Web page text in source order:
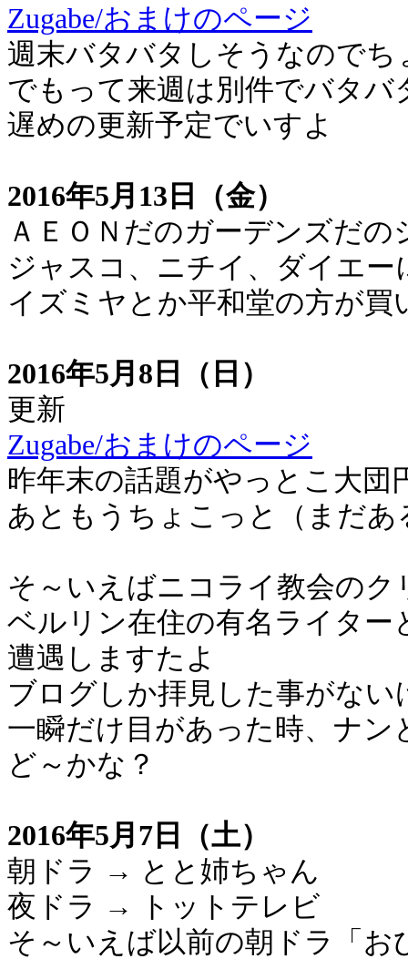
Zugabe/おまけのページ
週末バタバタしそうなのでち
でもって来週は別件でバタバ
遅めの更新予定でいすよ
2016年5月13日（金）
ＡＥＯＮだのガーデンズだ
ジャスコ、ニチイ、ダイエー
イズミヤとか平和堂の方が
2016年5月8日（日）
更新
Zugabe/おまけのページ
昨年末の話題がやっとこ大団
あともうちょこっと（まだあ
そ～いえばニコライ教会の
ベルリン在住の有名ライター
遭遇しますたよ
ブログしか拝見した事がない
一瞬だけ目があった時、ナ
ど～かな？
2016年5月7日（土）
朝ドラ → とと姉ちゃん
夜ドラ → トットテレビ
そ～いえば以前の朝ドラ「お